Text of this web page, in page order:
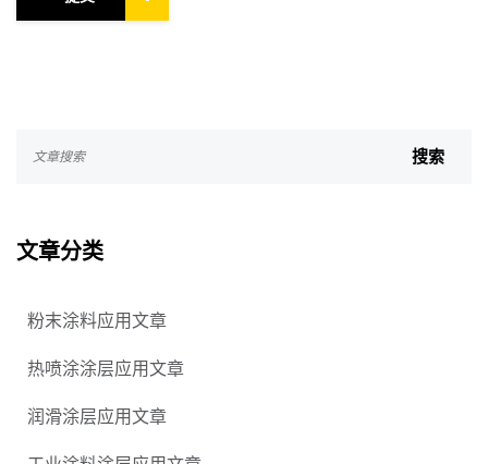
文章分类
粉末涂料应用文章
热喷涂涂层应用文章
润滑涂层应用文章